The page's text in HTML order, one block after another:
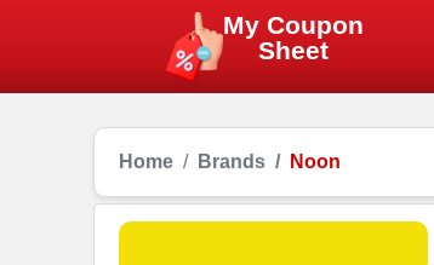
My Coupon
Sheet
Home Brands Noon